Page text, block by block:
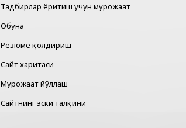
Тадбирлар ёритиш учун мурожаат
Обуна
Резюме қолдириш
Сайт харитаси
Мурожаат йўллаш
Сайтнинг эски талқини